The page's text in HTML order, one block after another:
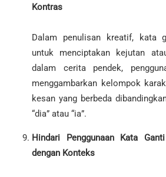
Kontras
Dalam penulisan kreatif, kata
untuk menciptakan kejutan
dalam cerita pendek,
menggambarkan kelompok
kesan yang berbeda
“dia” atau “ia”.
Hindari Penggunaan Kata
dengan Konteks